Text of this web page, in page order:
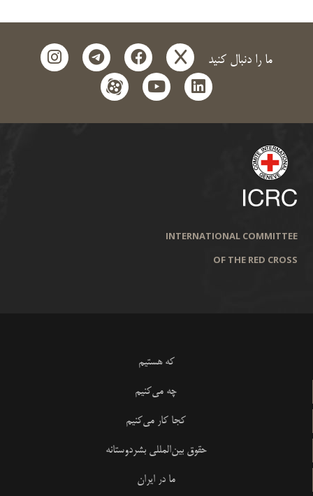
ما را دنبال کنید x
facebook
telegram
instagram
linkedin
youtube
aparat
INTERNATIONAL COMMITTEE
OF THE RED CROSS
که هستیم
چه می‌کنیم
کجا کار می‌کنیم
حقوق بین‌المللی بشردوستانه
ما در ایران